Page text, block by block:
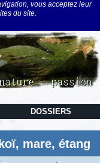
vous acceptez leur
du site.
DOSSIERS
mare, étang